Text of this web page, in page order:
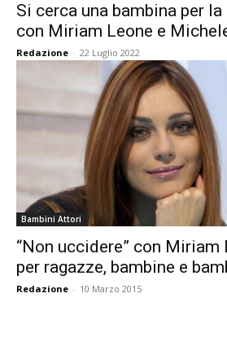
Si cerca una bambina per
con Miriam Leone e
Redazione - 22 Luglio 2022
Bambini Attori
“Non uccidere” con Miriam
per ragazze, bambine e
Redazione - 10 Marzo 2015